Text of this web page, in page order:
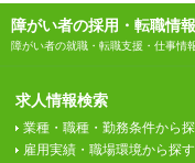
障がい者の採用・転職情
障がい者の就職・転職支援・仕事情
求人情報検索
業種・職種・勤務条件から
雇用実績・職場環境から探す